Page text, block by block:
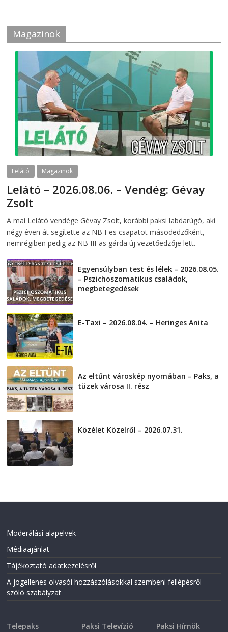
Magazinok
Lelátó Magazinok
Lelátó – 2026.08.06. – Vendég: Gévay
Zsolt
A mai Lelátó vendége Gévay Zsolt, korábbi paksi labdarúgó, aki
négy éven át segítette az NB I-es csapatot másodedzőként,
nemrégiben pedig az NB III-as gárda új vezetőedzője lett.
Egyensúlyban test és lélek – 2026.08.05.
– Pszichoszomatikus családok,
megbetegedések
E-Taxi – 2026.08.04. – Heringes Anita
Az eltűnt városkép nyomában – Paks, a
tüzek városa II. rész
Közélet Közelről – 2026.07.31.
Moderálási alapelvek
Médiaajánlat
Tájékoztató adatkezelésről
A jogellenes olvasói hozzászólásokkal szembeni fellépésről
szóló szabályzat
Telepaks
Paksi Televízió Paksi Hírnök